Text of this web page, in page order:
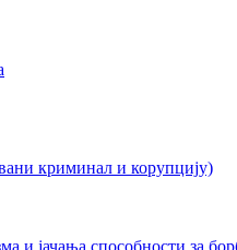
криминал и корупцију)